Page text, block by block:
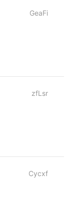
GeaFi
zfLsr
Cycxf